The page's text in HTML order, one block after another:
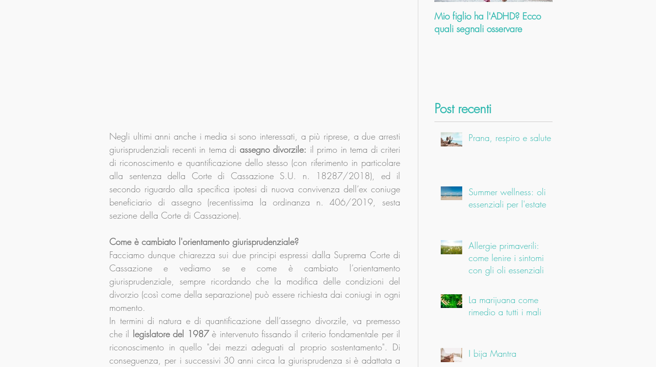
Prana, respiro e salute
Summer wellness: oli
essenziali per l'estate
Allergie primaverili:
come lenire i sintomi
con gli oli essenziali
La marijuana come
rimedio a tutti i mali
I bija Mantra
Post recenti
Mio figlio ha l'ADHD? Ecco
quali segnali osservare
Negli ultimi anni anche i media si sono interessati, a più riprese, a due arresti
giurisprudenziali recenti in tema di assegno divorzile: il primo in tema di criteri
di riconoscimento e quantificazione dello stesso (con riferimento in particolare
alla sentenza della Corte di Cassazione S.U. n. 18287/2018), ed il
secondo riguardo alla specifica ipotesi di nuova convivenza dell’ex coniuge
beneficiario di assegno (recentissima la ordinanza n. 406/2019, sesta
sezione della Corte di Cassazione).
Come è cambiato l'orientamento giurisprudenziale?
Facciamo dunque chiarezza sui due principi espressi dalla Suprema Corte di
Cassazione e vediamo se e come è cambiato l’orientamento
giurisprudenziale, sempre ricordando che la modifica delle condizioni del
divorzio (così come della separazione) può essere richiesta dai coniugi in ogni
momento.
In termini di natura e di quantificazione dell’assegno divorzile, va premesso
che il legislatore del 1987 è intervenuto fissando il criterio fondamentale per il
riconoscimento in quello "dei mezzi adeguati al proprio sostentamento". Di
conseguenza, per i successivi 30 anni circa la giurisprudenza si è adattata a